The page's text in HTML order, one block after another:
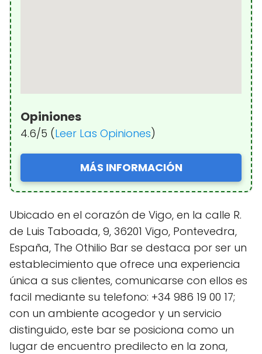
Opiniones
4.6/5 (Leer Las Opiniones)
MÁS INFORMACIÓN
Ubicado en el corazón de Vigo, en la calle R.
de Luis Taboada, 9, 36201 Vigo, Pontevedra,
España, The Othilio Bar se destaca por ser un
establecimiento que ofrece una experiencia
única a sus clientes, comunicarse con ellos es
facil mediante su telefono: +34 986 19 00 17;
con un ambiente acogedor y un servicio
distinguido, este bar se posiciona como un
lugar de encuentro predilecto en la zona,